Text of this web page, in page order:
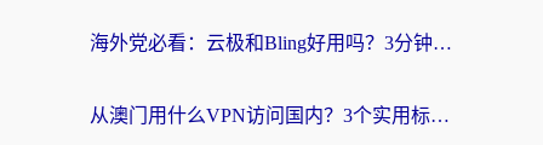
海外党必看：云极和Bling好用吗？3分钟教你选对回国加速器
从澳门用什么VPN访问国内？3个实用标准帮你避开坑，无缝刷剧听歌